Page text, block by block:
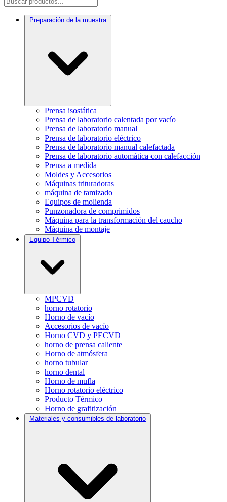
Preparación de la muestra
Prensa isostática
Prensa de laboratorio calentada por vacío
Prensa de laboratorio manual
Prensa de laboratorio eléctrico
Prensa de laboratorio manual calefactada
Prensa de laboratorio automática con calefacción
Prensa a medida
Moldes y Accesorios
Máquinas trituradoras
máquina de tamizado
Equipos de molienda
Punzonadora de comprimidos
Máquina para la transformación del caucho
Máquina de montaje
Equipo Térmico
MPCVD
horno rotatorio
Horno de vacío
Accesorios de vacío
Horno CVD y PECVD
horno de prensa caliente
Horno de atmósfera
horno tubular
horno dental
Horno de mufla
Horno rotatorio eléctrico
Producto Térmico
Horno de grafitización
Materiales y consumibles de laboratorio